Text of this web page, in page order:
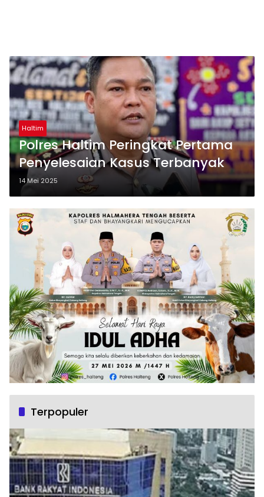
Haltim
Polres Haltim Peringkat Pertama
Penyelesaian Kasus Terbanyak
14 Mei 2025
Terpopuler